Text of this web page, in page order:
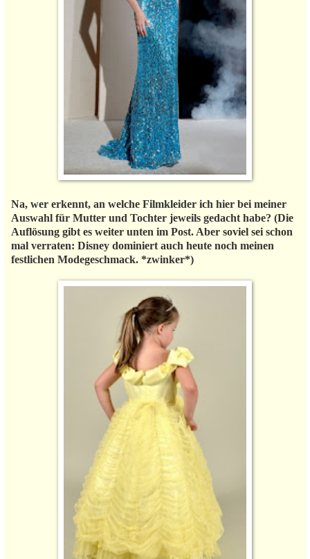
Na, wer erkennt, an welche Filmkleider ich hier bei meiner
Auswahl für Mutter und Tochter jeweils gedacht habe? (Die
Auflösung gibt es weiter unten im Post. Aber soviel sei schon
mal verraten: Disney dominiert auch heute noch meinen
festlichen Modegeschmack. *zwinker*)